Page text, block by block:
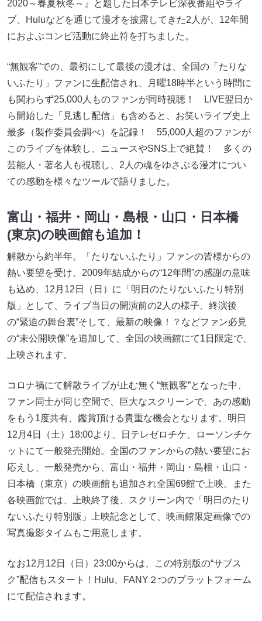
2020～春夏秋冬～』と題した日本テレビ深夜番組やライ
ブ、Huluなどを通じて漫才を披露してきた2人が、12年間
におよぶコンビ活動に終止符を打ちました。
“無観客”での、最初にして最後の漫才は、全国の「たりな
いふたり」ファンに生配信され、月曜18時半という時間に
も関わらず25,000人ものファンが同時視聴！ LIVE翌日か
ら開始した「見逃し配信」も含めると、お笑いライブ史上
最多（製作委員会調べ）を記録！ 55,000人超のファンが
このライブを体験し、ニュースやSNS上で絶賛！ 多くの
芸能人・著名人も視聴し、2人の魂をゆさぶる漫才につい
ての感動を様々なツールで語りました。
富山・福井・岡山・島根・山口・日本橋
(東京)の映画館も追加！
解散から約半年。「たりないふたり」ファンの皆様からの
熱い要望を受け、2009年結成からの“12年間”の感謝の意味
も込め、12月12日（日）に「明日のたりないふたり特別
版」として、ライブ当日の開演前の2人の様子、終演後
の“緊迫の舞台裏”そして、最新の映像！？などファン必見
の“未公開映像”を追加して、全国の映画館にて1日限定で、
上映されます。
コロナ禍にて解散ライブが止む無く“無観客”となった中、
ファン同士が同じ空間で、巨大なスクリーンで、あの感動
をもう1度共有、鑑賞頂ける貴重な機会となります。明日
12月4日（土）18:00より、日テレゼロチケ、ローソンチケ
ットにて一般発売開始。全国のファンからの熱い要望にお
応えし、一般発売から、富山・福井・岡山・島根・山口・
日本橋（東京）の映画館も追加され全国69館で上映。また
各映画館では、上映終了後、スクリーン内で「明日のたり
ないふたり特別版」上映記念として、映画館限定画像での
写真撮影タイムもご用意します。
なお12月12日（日）23:00からは、この特別版の“サブス
ク”配信もスタート！Hulu、FANY２つのプラットフォーム
にて配信されます。